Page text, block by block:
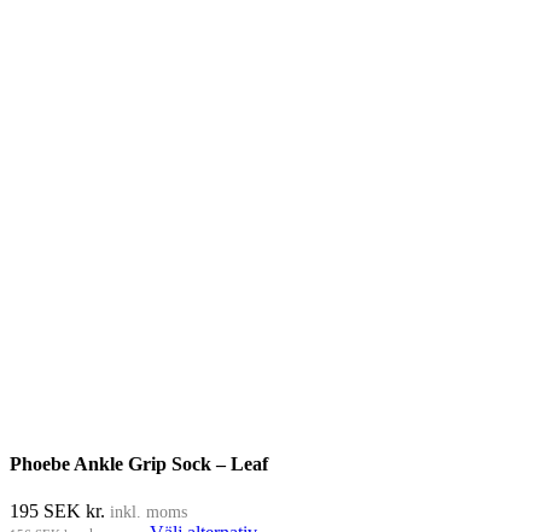
Phoebe Ankle Grip Sock – Leaf
195 SEK kr. inkl. moms